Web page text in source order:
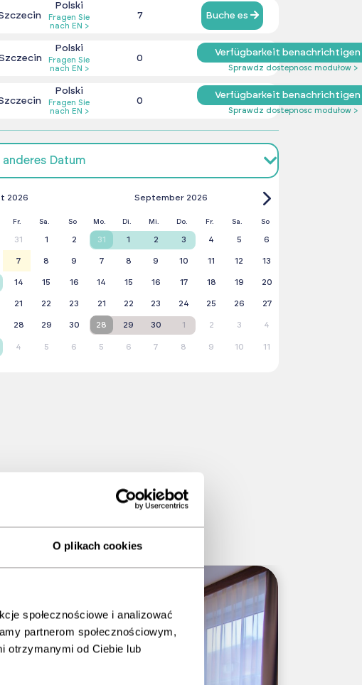
O plikach cookies
społecznościowe i analizować
partnerom społecznościowym,
otrzymanymi od Ciebie lub
Polski
Fragen Sie
nach EN >
7 Buche es
Polski
Fragen Sie
nach EN >
0
Verfügbarkeit benachrichtigen
Sprawdz dostepnosc modułow >
Polski
Fragen Sie
nach EN >
0
Verfügbarkeit benachrichtigen
Sprawdz dostepnosc modułow >
anderes Datum
2026
Fr. Sa. So
31 1 2
7 8 9
14 15 16
21 22 23
28 29 30
4 5 6
September 2026
Mo. Di. Mi. Do. Fr. Sa. So
31 1 2 3 4 5 6
7 8 9 10 11 12 13
14 15 16 17 18 19 20
21 22 23 24 25 26 27
28 29 30 1 2 3 4
5 6 7 8 9 10 11